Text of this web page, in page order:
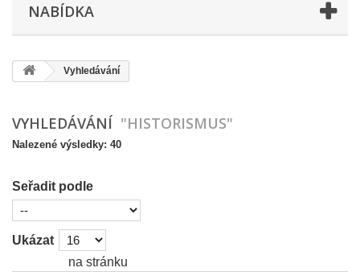
NABÍDKA
Vyhledávání
VYHLEDÁVÁNÍ "HISTORISMUS"
Nalezené výsledky: 40
Seřadit podle
Ukázat
na stránku